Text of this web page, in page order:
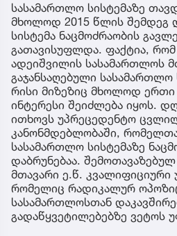
სასამართლო სისტემაზე
მხოლოდ 2015 წლის შემდეგ
სისტემა ნაცმოძრაობის
გათავისუფლდა. ფაქტია, რომ
ადეიშვილის სასამართლოს
გაჯანსაღებული
რისი მიზეზიც მხოლოდ
ინტერესი შეიძლება იყოს.
ითხოვს უპრეცედენტო
კანონმდებლობაში,
სასამართლო სისტემაზე
დაბრუნებაა.
მთავარი ე.წ. კვალიფიციური
რომელიც რადიკალურ
სასამართლოსთან
გადაწყვეტილებებზე ვეტოს